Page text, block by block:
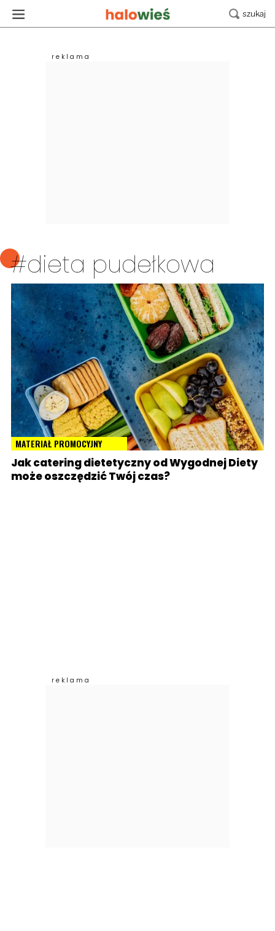
#dieta pudełkowa
MATERIAŁ PROMOCYJNY
Jak catering dietetyczny od Wygodnej Diety
może oszczędzić Twój czas?